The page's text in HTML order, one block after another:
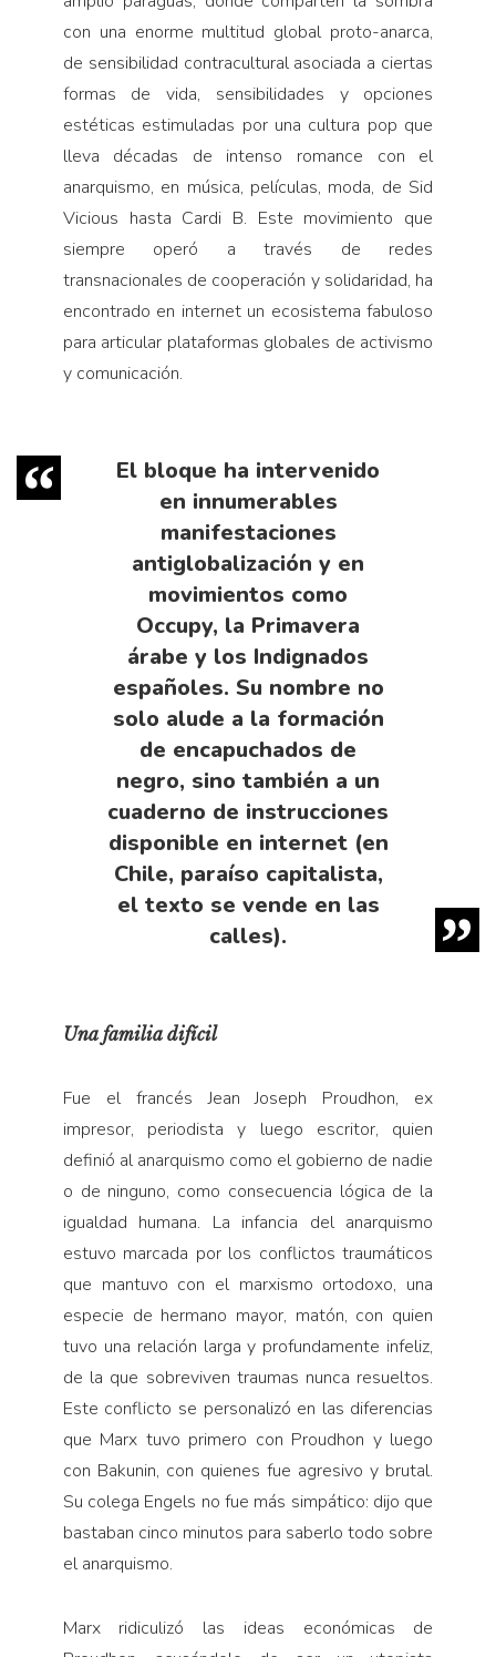
con una enorme multitud global proto-anarca,
de sensibilidad contracultural asociada a ciertas
formas de vida, sensibilidades y opciones
estéticas estimuladas por una cultura pop que
lleva décadas de intenso romance con el
anarquismo, en música, películas, moda, de Sid
Vicious hasta Cardi B. Este movimiento que
siempre operó a través de redes
transnacionales de cooperación y solidaridad, ha
encontrado en internet un ecosistema fabuloso
para articular plataformas globales de activismo
y comunicación.
El bloque ha intervenido
en innumerables
manifestaciones
antiglobalización y en
movimientos como
Occupy, la Primavera
árabe y los Indignados
españoles. Su nombre no
solo alude a la formación
de encapuchados de
negro, sino también a un
cuaderno de instrucciones
disponible en internet (en
Chile, paraíso capitalista,
el texto se vende en las
calles).
Una familia difícil
Fue el francés Jean Joseph Proudhon, ex
impresor, periodista y luego escritor, quien
definió al anarquismo como el gobierno de nadie
o de ninguno, como consecuencia lógica de la
igualdad humana. La infancia del anarquismo
estuvo marcada por los conflictos traumáticos
que mantuvo con el marxismo ortodoxo, una
especie de hermano mayor, matón, con quien
tuvo una relación larga y profundamente infeliz,
de la que sobreviven traumas nunca resueltos.
Este conflicto se personalizó en las diferencias
que Marx tuvo primero con Proudhon y luego
con Bakunin, con quienes fue agresivo y brutal.
Su colega Engels no fue más simpático: dijo que
bastaban cinco minutos para saberlo todo sobre
el anarquismo.
Marx ridiculizó las ideas económicas de